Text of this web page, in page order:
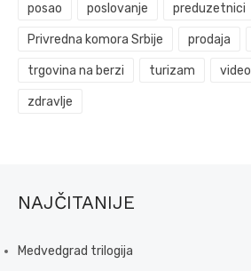
posao poslovanje preduzetnici
Privredna komora Srbije prodaja
trgovina na berzi turizam video
zdravlje
NAJČITANIJE
Medvedgrad trilogija